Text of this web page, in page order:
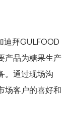
迪拜GULFOOD
产品为糖果生产
。通过现场沟
场客户的喜好和